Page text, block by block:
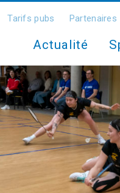
Tarifs pubs Partenaires
Actualité